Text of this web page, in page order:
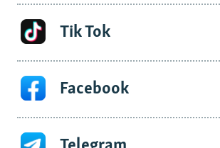
Tik Tok
Facebook